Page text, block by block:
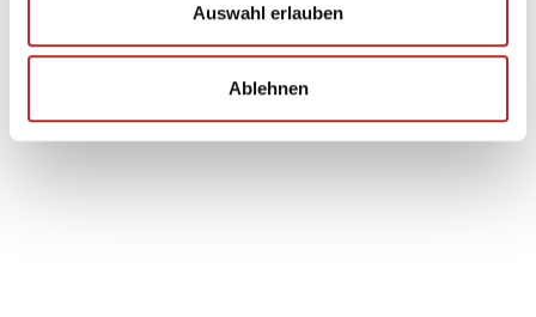
Auswahl erlauben
Ablehnen